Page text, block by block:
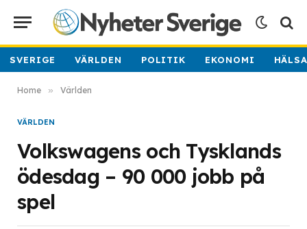
SVERIGE VÄRLDEN POLITIK EKONOMI
Home » Världen
VÄRLDEN
Volkswagens och Tysklands
ödesdag – 90 000 jobb på
spel